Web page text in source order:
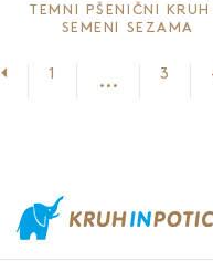
TEMNI PŠENIČNI KRUH
SEMENI SEZAMA
Prejšnja stran
1 ... 3